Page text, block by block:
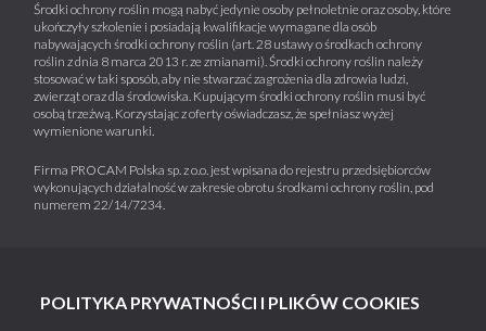
Środki ochrony roślin mogą nabyć jedynie osoby pełnoletnie oraz osoby, które
ukończyły szkolenie i posiadają kwalifikacje wymagane dla osób
nabywających środki ochrony roślin (art. 28 ustawy o środkach ochrony
roślin z dnia 8 marca 2013 r. ze zmianami). Środki ochrony roślin należy
stosować w taki sposób, aby nie stwarzać zagrożenia dla zdrowia ludzi,
zwierząt oraz dla środowiska. Kupującym środki ochrony roślin musi być
osobą trzeźwą. Korzystając z oferty oświadczasz, że spełniasz wyżej
wymienione warunki.
Firma PROCAM Polska sp. z o.o. jest wpisana do rejestru przedsiębiorców
wykonujących działalność w zakresie obrotu środkami ochrony roślin, pod
numerem 22/14/7234.
POLITYKA PRYWATNOŚCI I PLIKÓW COOKIES